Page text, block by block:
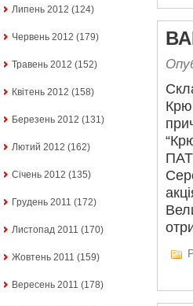
Липень 2012 (124)
Червень 2012 (179)
Травень 2012 (152)
Квітень 2012 (158)
Березень 2012 (131)
Лютий 2012 (162)
Січень 2012 (135)
Грудень 2011 (172)
Листопад 2011 (170)
Жовтень 2011 (159)
Вересень 2011 (178)